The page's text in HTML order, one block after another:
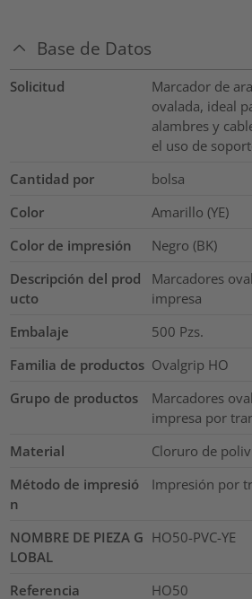
Base de Datos
Solicitud
Marcador de
ovalada, ideal
alambres y
el uso de
Cantidad por
bolsa
Color
Amarillo (YE)
Color de impresión
Negro (BK)
Descripción del prod
ucto
Marcadores
impresa
Embalaje
500 Pzs.
Familia de productos Ovalgrip HO
Grupo de productos
Marcadores
impresa por
Material
Cloruro de
Método de impresió
n
Impresión por
NOMBRE DE PIEZA G
LOBAL
HO50-PVC-YE
Referencia
HO50